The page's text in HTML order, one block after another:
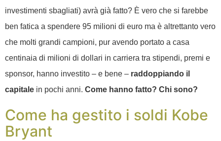
investimenti sbagliati) avrà già fatto? È vero che si farebbe
ben fatica a spendere 95 milioni di euro ma è altrettanto vero
che molti grandi campioni, pur avendo portato a casa
centinaia di milioni di dollari in carriera tra stipendi, premi e
sponsor, hanno investito – e bene – raddoppiando il
capitale in pochi anni. Come hanno fatto? Chi sono?
Come ha gestito i soldi Kobe
Bryant